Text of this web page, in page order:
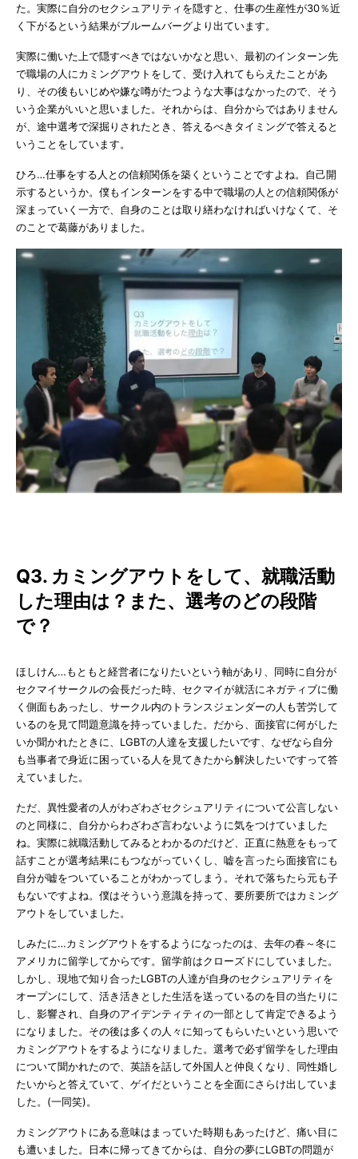
た。実際に自分のセクシュアリティを隠すと、仕事の生産性が30％近
く下がるという結果がブルームバーグより出ています。
実際に働いた上で隠すべきではないかなと思い、最初のインターン先
で職場の人にカミングアウトをして、受け入れてもらえたことがあ
り、その後もいじめや嫌な噂がたつような大事はなかったので、そう
いう企業がいいと思いました。それからは、自分からではありません
が、途中選考で深掘りされたとき、答えるべきタイミングで答えると
いうことをしています。
ひろ…仕事をする人との信頼関係を築くということですよね。自己開
示するというか。僕もインターンをする中で職場の人との信頼関係が
深まっていく一方で、自身のことは取り繕わなければいけなくて、そ
のことで葛藤がありました。
Q3. カミングアウトをして、就職活動
した理由は？また、選考のどの段階
で？
ほしけん…もともと経営者になりたいという軸があり、同時に自分が
セクマイサークルの会長だった時、セクマイが就活にネガティブに働
く側面もあったし、サークル内のトランスジェンダーの人も苦労して
いるのを見て問題意識を持っていました。だから、面接官に何がした
いか聞かれたときに、LGBTの人達を支援したいです、なぜなら自分
も当事者で身近に困っている人を見てきたから解決したいですって答
えていました。
ただ、異性愛者の人がわざわざセクシュアリティについて公言しない
のと同様に、自分からわざわざ言わないように気をつけていました
ね。実際に就職活動してみるとわかるのだけど、正直に熱意をもって
話すことが選考結果にもつながっていくし、嘘を言ったら面接官にも
自分が嘘をついていることがわかってしまう。それで落ちたら元も子
もないですよね。僕はそういう意識を持って、要所要所ではカミング
アウトをしていました。
しみたに…カミングアウトをするようになったのは、去年の春～冬に
アメリカに留学してからです。留学前はクローズドにしていました。
しかし、現地で知り合ったLGBTの人達が自身のセクシュアリティを
オープンにして、活き活きとした生活を送っているのを目の当たりに
し、影響され、自身のアイデンティティの一部として肯定できるよう
になりました。その後は多くの人々に知ってもらいたいという思いで
カミングアウトをするようになりました。選考で必ず留学をした理由
について聞かれたので、英語を話して外国人と仲良くなり、同性婚し
たいからと答えていて、ゲイだということを全面にさらけ出していま
した。(一同笑)。
カミングアウトにある意味はまっていた時期もあったけど、痛い目に
も遭いました。日本に帰ってきてからは、自分の夢にLGBTの問題が